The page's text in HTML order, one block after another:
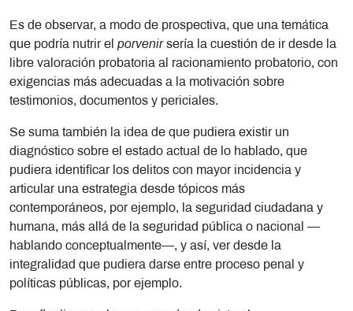
Es de observar, a modo de prospectiva, que una temática
que podría nutrir el porvenir sería la cuestión de ir desde la
libre valoración probatoria al racionamiento probatorio, con
exigencias más adecuadas a la motivación sobre
testimonios, documentos y periciales.
Se suma también la idea de que pudiera existir un
diagnóstico sobre el estado actual de lo hablado, que
pudiera identificar los delitos con mayor incidencia y
articular una estrategia desde tópicos más
contemporáneos, por ejemplo, la seguridad ciudadana y
humana, más allá de la seguridad pública o nacional —
hablando conceptualmente—, y así, ver desde la
integralidad que pudiera darse entre proceso penal y
políticas públicas, por ejemplo.